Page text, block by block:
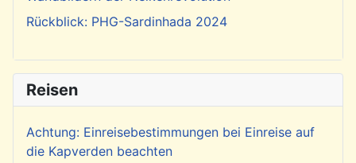
Rückblick: PHG-Sardinhada 2024
Reisen
Achtung: Einreisebestimmungen bei Einreise auf
die Kapverden beachten